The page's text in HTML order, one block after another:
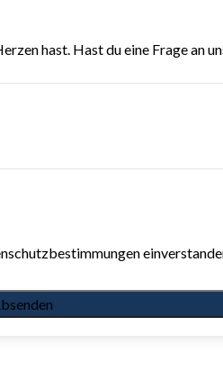
hast. Hast du eine Frage an